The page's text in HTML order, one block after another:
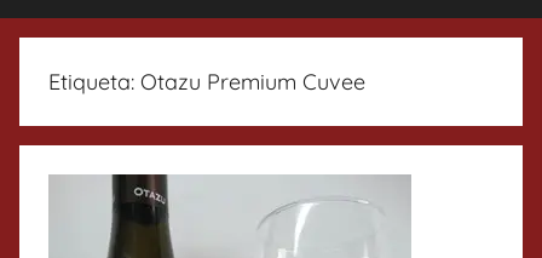
Etiqueta: Otazu Premium Cuvee